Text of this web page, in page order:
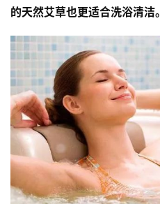
八
点
僧
音
高
僧
访
谈
心
的天然艾草也更适合洗浴清洁。